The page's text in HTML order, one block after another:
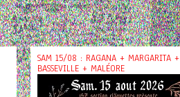
SAM 15/08 : RAGANA + MARGARITA +
BASSEVILLE + MALÉORE